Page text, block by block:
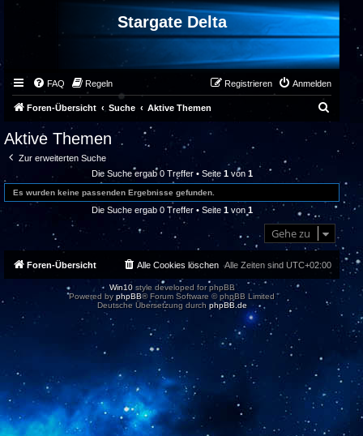
Stargate Delta
FAQ Regeln Anmelden
Registrieren
Foren-Übersicht Suche Aktive Themen
e
Aktive Themen
Zur erweiterten Suche
Die Suche ergab 0 Treffer • Seite 1von 1
Es wurden keine passenden Ergebnisse gefunden.
Die Suche ergab 0 Treffer • Seite 1von 1
Gehe zu
Foren-Übersicht Alle Zeiten sind UTC+02:00
Alle Cookies löschen
Win10style developed for phpBB
Powered byphpBB® Forum Software © phpBB Limited
Deutsche Übersetzung durch phpBB.de